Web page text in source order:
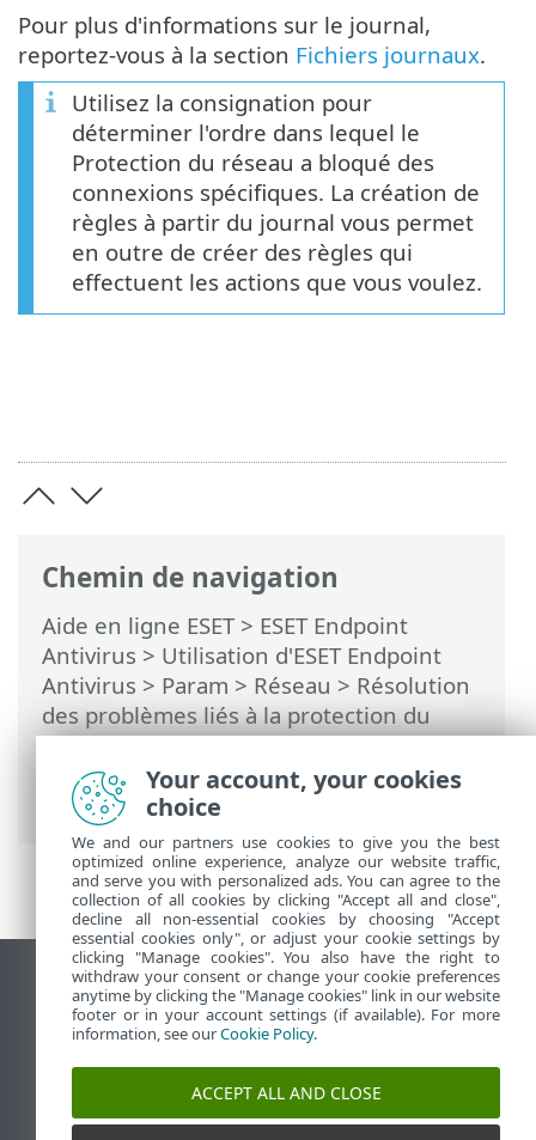
Chemin de navigation
Aide en ligne ESET> ESET Endpoint
Antivirus > Utilisation d'ESET Endpoint
Antivirus > Param > Réseau > Résolution
des problèmes liés à la protection du
réseau ESET> Consignation et création
de règles ou d'exceptions à partir du
journal
Pour plus d'informations sur le journal,
reportez-vous à la section Fichiers journaux.
Utilisez la consignation pour
déterminer l'ordre dans lequel le
Protection du réseau a bloqué des
connexions spécifiques. La création de
règles à partir du journal vous permet
en outre de créer des règles qui
effectuent les actions que vous voulez.
Afficher le site des postes de travail
End of Life
Base de connaissances ESET
Forum ESET
ESET Status Portal
Your account, your cookies
choice
We and our partners use cookies to give you the best
optimized online experience, analyze our website traffic,
and serve you with personalized ads. You can agree to the
collection of all cookies by clicking "Accept all and close",
decline all non-essential cookies by choosing "Accept
essential cookies only", or adjust your cookie settings by
clicking "Manage cookies". You also have the right to
withdraw your consent or change your cookie preferences
anytime by clicking the "Manage cookies" link in our website
footer or in your account settings (if available). For more
information, see ourCookie Policy.
ACCEPT ALL AND CLOSE